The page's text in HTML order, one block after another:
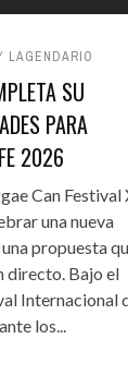
LAGENDARIO
SU
PARA
2026
Can Festival
una nueva
propuesta
directo. Bajo el
Internacional
los...